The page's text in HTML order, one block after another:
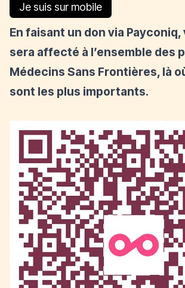
Je suis sur mobile
En faisant un don via
sera affecté à l’ensemble des
Médecins Sans Frontières, là
sont les plus importants.